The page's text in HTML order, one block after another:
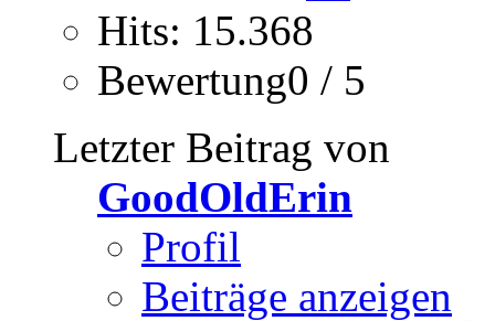
Hits: 15.368
Bewertung0 / 5
Letzter Beitrag von
GoodOldErin
Profil
Beiträge anzeigen